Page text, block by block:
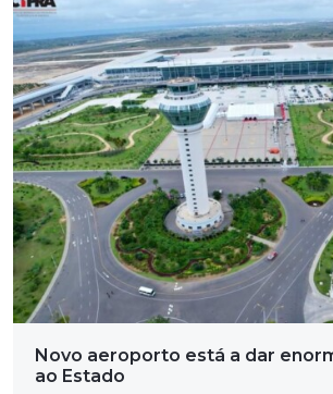
Novo aeroporto está a dar
ao Estado